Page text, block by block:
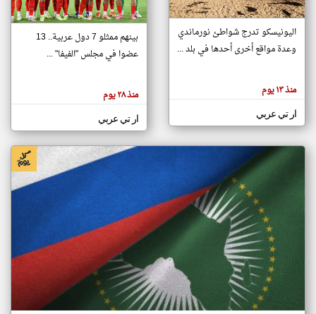
تغيير الدولة
اخبار جزر القمر على مدار الساعة
أهم اخبار جزر القمر العاجلة والمباشرة
هنا عن
وجهة
كاتبيها.
اليونيسكو تدرج شواطئ نورماندي
وعدة مواقع أخرى أحدها في بلد ...
منذ ١٣ يوم
ار تي عربي
بينهم ممثلو 7 دول عربية.. 13
عضوا في مجلس "الفيفا" ...
منذ ٢٨ يوم
ار تي عربي
klyoum.com